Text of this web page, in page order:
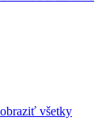
všetky